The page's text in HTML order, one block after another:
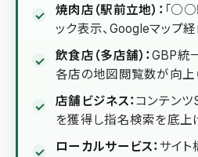
焼肉店（駅前立地）： 「○○
ック表示、Googleマップ
飲食店（多店舗）：GBP統
各店の地図閲覧数が向上
店舗ビジネス：コンテン
を獲得し指名検索を底上
ローカルサービス：サイ